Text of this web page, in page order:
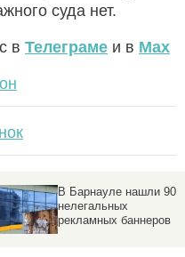
суда нет.
в Телеграме и в Max
В Барнауле нашли 90
нелегальных
рекламных баннеров